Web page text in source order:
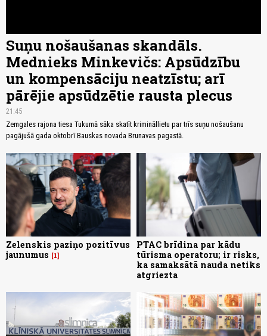
Suņu nošaušanas skandāls.
Mednieks Minkevičs: Apsūdzību
un kompensāciju neatzīstu; arī
pārējie apsūdzētie rausta plecus
21:45
Zemgales rajona tiesa Tukumā sāka skatīt krimināllietu par trīs suņu nošaušanu
pagājušā gada oktobrī Bauskas novada Brunavas pagastā.
Zelenskis paziņo pozitīvus
jaunumus
1
PTAC brīdina par kādu
tūrisma operatoru; ir risks,
ka samaksātā nauda netiks
atgriezta